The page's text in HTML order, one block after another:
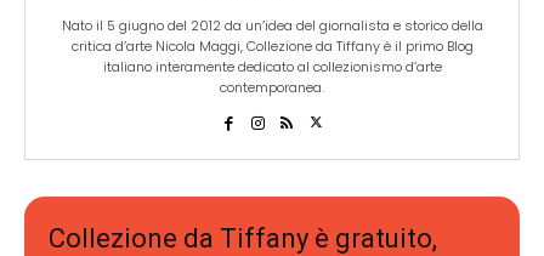
Nato il 5 giugno del 2012 da un’idea del giornalista e storico della
critica d’arte Nicola Maggi, Collezione da Tiffany è il primo Blog
italiano interamente dedicato al collezionismo d’arte
contemporanea.
Collezione da Tiffany è gratuito,